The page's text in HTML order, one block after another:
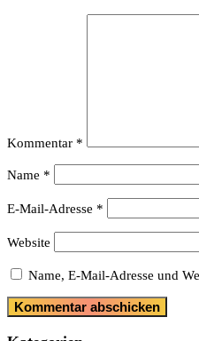
Kommentar *
Name *
E-Mail-Adresse *
Website
Name, E-Mail-Adresse und